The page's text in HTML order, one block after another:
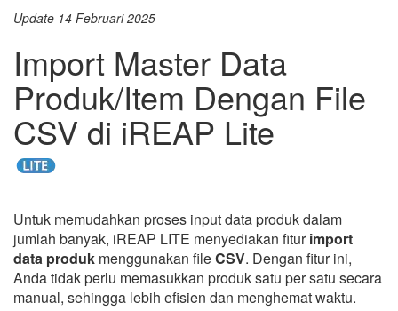
Update 14 Februari 2025
Import Master Data
Produk/Item Dengan File
CSV di iREAP Lite
Untuk memudahkan proses input data produk dalam
jumlah banyak, iREAP LITE menyediakan fiturimport
data produk menggunakan fileCSV. Dengan fitur ini,
Anda tidak perlu memasukkan produk satu per satu secara
manual, sehingga lebih efisien dan menghemat waktu.